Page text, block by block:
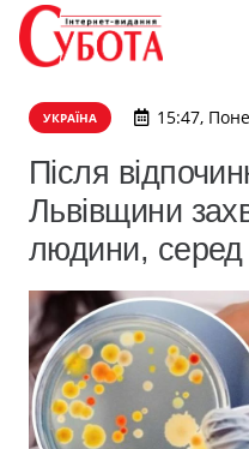
УКРАЇНА 15:47,
Після
Львівщини
людини,